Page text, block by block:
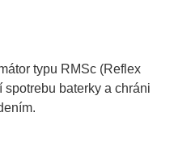
typu RMSc (Reflex
spotrebu baterky a chráni